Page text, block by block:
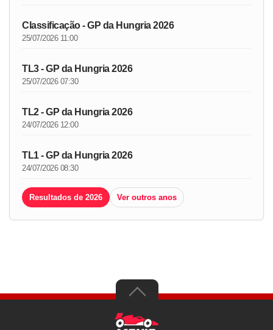
Classificação - GP da Hungria 2026
25/07/2026 11:00
TL3 - GP da Hungria 2026
25/07/2026 07:30
TL2 - GP da Hungria 2026
24/07/2026 12:00
TL1 - GP da Hungria 2026
24/07/2026 08:30
Resultados de 2026 Ver outros anos